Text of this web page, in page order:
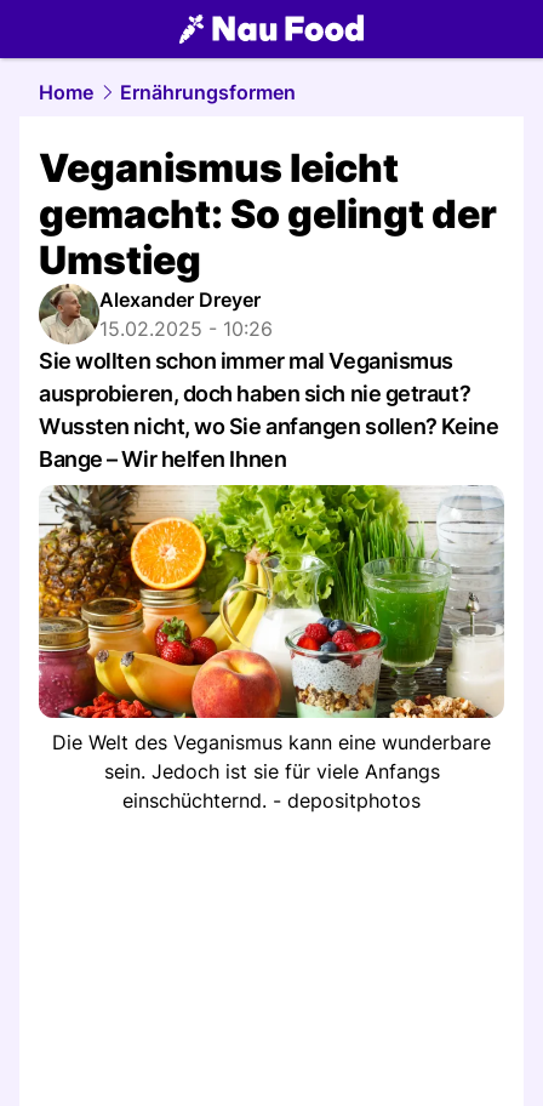
food.NAU.ch
Home Ernährungsformen
Veganismus leicht
gemacht: So gelingt der
Umstieg
Alexander Dreyer
15.02.2025 - 10:26
Sie wollten schon immer mal Veganismus
ausprobieren, doch haben sich nie getraut?
Wussten nicht, wo Sie anfangen sollen? Keine
Bange – Wir helfen Ihnen
Die Welt des Veganismus kann eine wunderbare
sein. Jedoch ist sie für viele Anfangs
einschüchternd. - depositphotos